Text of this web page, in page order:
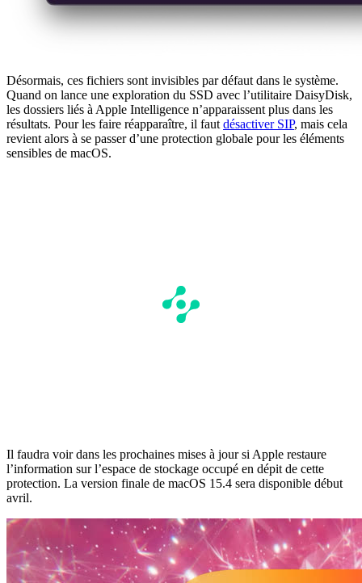
Désormais, ces fichiers sont invisibles par défaut dans le système.
Quand on lance une exploration du SSD avec l’utilitaire DaisyDisk,
les dossiers liés à Apple Intelligence n’apparaissent plus dans les
résultats. Pour les faire réapparaître, il faut désactiver SIP, mais cela
revient alors à se passer d’une protection globale pour les éléments
sensibles de macOS.
Il faudra voir dans les prochaines mises à jour si Apple restaure
l’information sur l’espace de stockage occupé en dépit de cette
protection. La version finale de macOS 15.4 sera disponible début
avril.